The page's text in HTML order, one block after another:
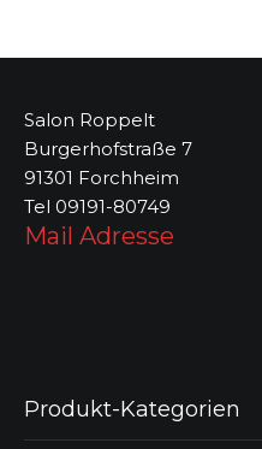
Salon Roppelt
Burgerhofstraße 7
91301 Forchheim
Tel 09191-80749
Mail Adresse
Produkt-Kategorien